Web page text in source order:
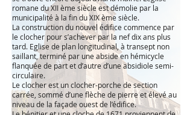
romane du XII ème siècle est démolie par la
municipalité à la fin du XIX ème siècle.
La construction du nouvel édifice commence par
le clocher pour s’achever par la nef dix ans plus
tard. Eglise de plan longitudinal, à transept non
saillant, terminé par une abside en hémicycle
flanquée de part et d’autre d’une absidiole semi-
circulaire.
Le clocher est un clocher-porche de section
carrée, sommé d’une flèche de pierre et élevé au
niveau de la façade ouest de l’édifice.